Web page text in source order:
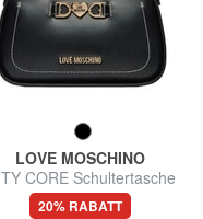
LOVE MOSCHINO
CORE Schultertasche
20% RABATT